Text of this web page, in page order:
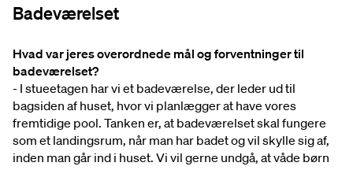
Badeværelset
Hvad var jeres overordnede mål og forventninger til
badeværelset?
- I stueetagen har vi et badeværelse, der leder ud til
bagsiden af huset, hvor vi planlægger at have vores
fremtidige pool. Tanken er, at badeværelset skal fungere
som et landingsrum, når man har badet og vil skylle sig af,
inden man går ind i huset. Vi vil gerne undgå, at våde børn